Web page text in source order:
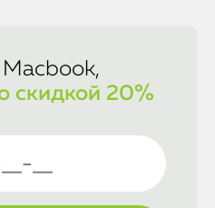
скидкой 20%